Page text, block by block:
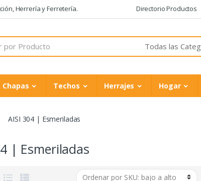
Herrería y Ferretería. Directorio Productos
Chapas Techos Herrajes Hogar
AISI 304 | Esmeriladas
| Esmeriladas